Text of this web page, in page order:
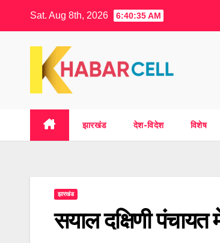
content
Sat. Aug 8th, 2026 6:40:36 AM
झारखंड देश-विदेश विशेष
झारखंड
सयाल दक्षिणी